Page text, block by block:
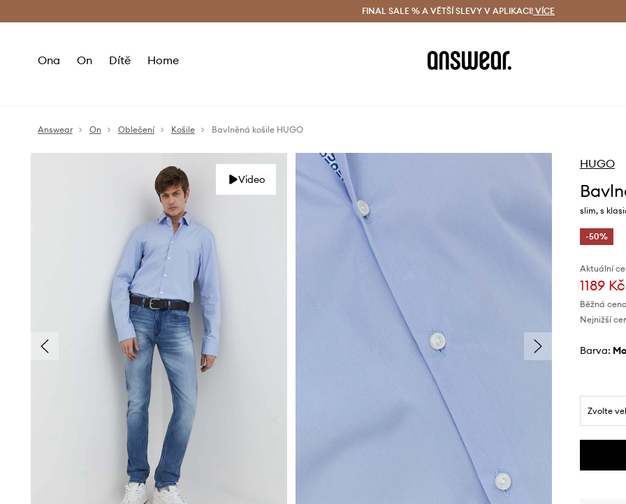
Doručení a vrácení zdarma (od 1800 Kč) Doručení i do 24 h
FINAL SALE % A VĚTŠÍ SLEVY V APLIKACI! VÍCE
Ona On Dítě Home
Answear On Oblečení Košile Bavlněná košile HUGO
Video
HUGO
slim, s
-50%
Aktuální
1189 Kč
Běžná
Nejnižší
Barva:
Zvolte